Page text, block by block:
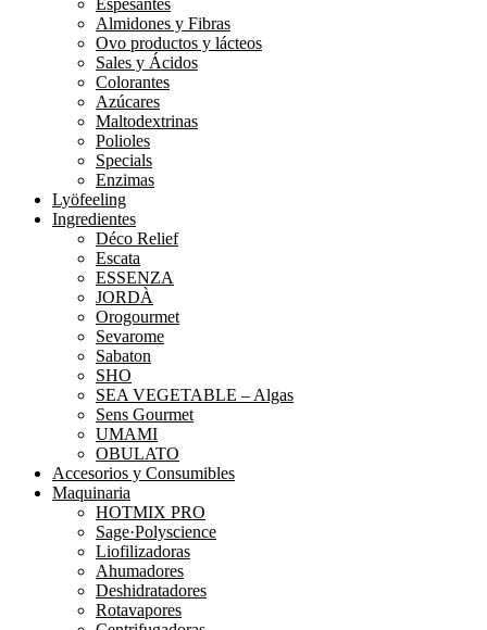
Almidones y Fibras
Ovo productos y lácteos
Sales y Ácidos
Colorantes
Azúcares
Maltodextrinas
Polioles
Specials
Enzimas
Lyöfeeling
Ingredientes
Déco Relief
Escata
ESSENZA
JORDÀ
Orogourmet
Sevarome
Sabaton
SHO
SEA VEGETABLE – Algas
Sens Gourmet
UMAMI
OBULATO
Accesorios y Consumibles
Maquinaria
HOTMIX PRO
Sage·Polyscience
Liofilizadoras
Ahumadores
Deshidratadores
Rotavapores